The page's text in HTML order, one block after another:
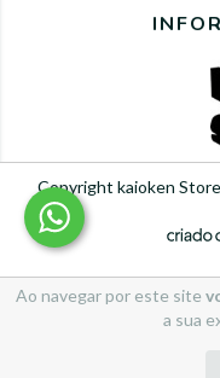
Ao navegar por este site
a sua
Copyright kaioken